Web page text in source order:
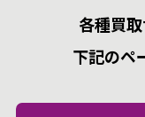
各種買
下記のペ